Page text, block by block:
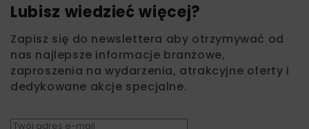
Lubisz wiedzieć więcej?
Zapisz się do newslettera aby otrzymywać od
nas najlepsze informacje branżowe,
zaproszenia na wydarzenia, atrakcyjne oferty i
dedykowane akcje specjalne.